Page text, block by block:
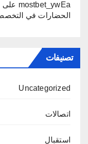
mostbet_ywEa على
الحضارات في
تصنيفات
Uncategorized
اتصالات
استقبال